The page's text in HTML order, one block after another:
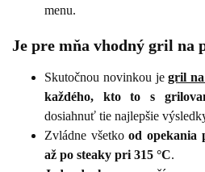
menu.
Je pre mňa vhodný gril na
Skutočnou novinkou jegril
každého, kto to s
dosiahnuť tie najlepšie
Zvládne všetkood opekania
až po steaky pri 315 °C.